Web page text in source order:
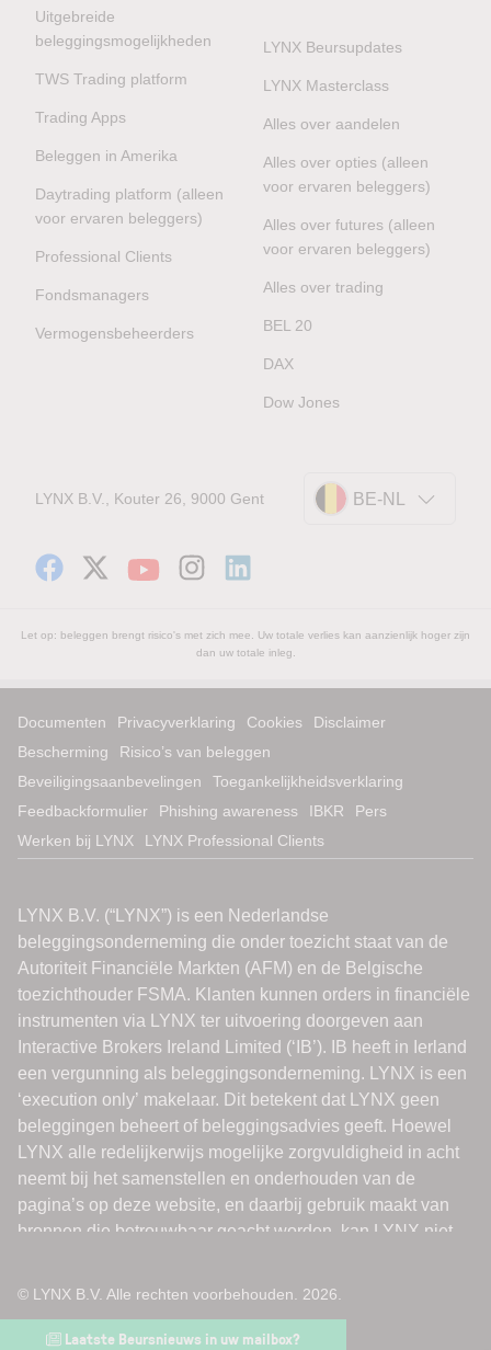
Uitgebreide
beleggingsmogelijkheden
TWS Trading platform
Trading Apps
Beleggen in Amerika
Daytrading platform (alleen
voor ervaren beleggers)
Professional Clients
Fondsmanagers
Vermogensbeheerders
LYNX Beursupdates
LYNX Masterclass
Alles over aandelen
Alles over opties (alleen
voor ervaren beleggers)
Alles over futures (alleen
voor ervaren beleggers)
Alles over trading
BEL 20
DAX
Dow Jones
LYNX B.V., Kouter 26, 9000 Gent BE-NL
Let op: beleggen brengt risico's met zich mee. Uw totale verlies kan aanzienlijk hoger zijn
dan uw totale inleg.
Documenten Privacyverklaring Cookies
Disclaimer
Bescherming
Risico’s van beleggen
Beveiligingsaanbevelingen
Toegankelijkheidsverklaring
Feedbackformulier
Phishing awareness IBKR
Pers
Werken bij LYNX
LYNX Professional Clients
© LYNX B.V. Alle rechten voorbehouden. 2026.
Laatste Beursnieuws in uw mailbox?